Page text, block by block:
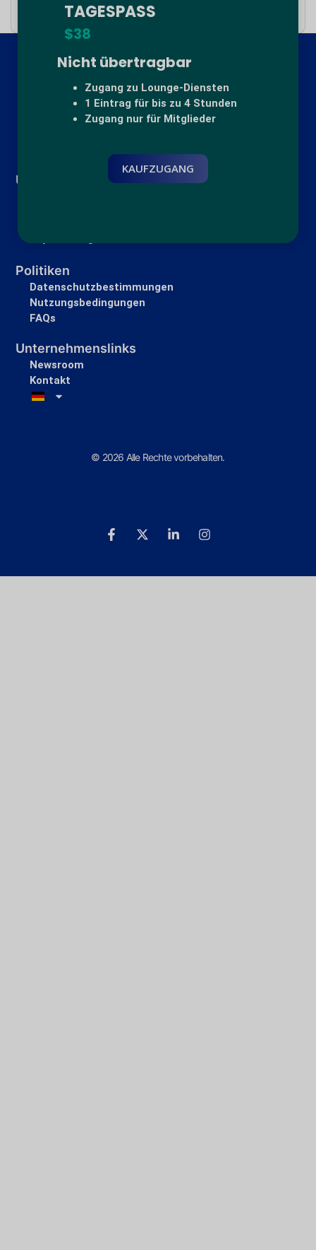
4RF9+WW Girón, Santander, Kolumbien
Über
Politiken
Datenschutzbestimmungen
Nutzungsbedingungen
FAQs
Unternehmenslinks
Newsroom
Kontakt
© 2026 Alle Rechte vorbehalten.
TAGESPASS
$38
Nicht übertragbar
Zugang zu Lounge-Diensten
1 Eintrag für bis zu 4 Stunden
Zugang nur für Mitglieder
KAUFZUGANG